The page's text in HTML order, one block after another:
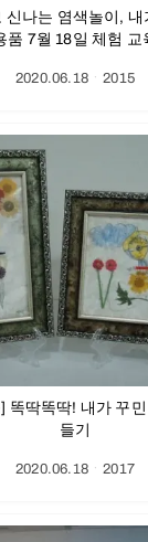
신나는 염색놀이, 내
품 7월 18일 체험 교
2020.06.18ㆍ2015
똑딱똑딱! 내가 꾸
들기
2020.06.18ㆍ2017